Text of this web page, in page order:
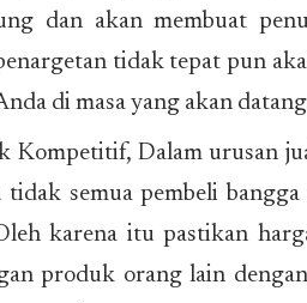
dan akan membuat
tidak tepat pun
di masa yang akan
Kompetitif, Dalam urusan
tidak semua pembeli
karena itu pastikan
produk orang lain